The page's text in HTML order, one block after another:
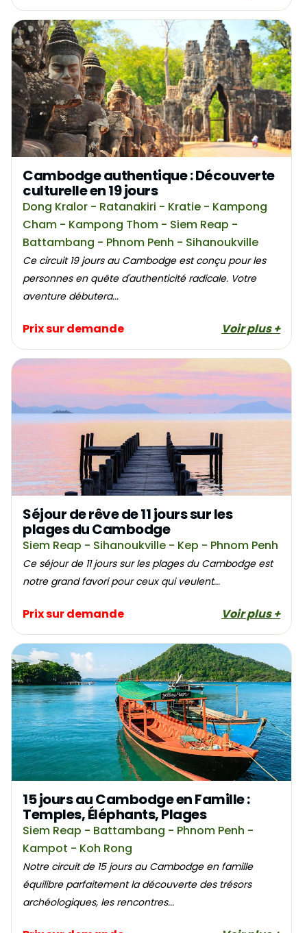
Cambodge authentique : Découverte
culturelle en 19 jours
Dong Kralor - Ratanakiri - Kratie - Kampong
Cham - Kampong Thom - Siem Reap -
Battambang - Phnom Penh - Sihanoukville
Ce circuit 19 jours au Cambodge est conçu pour les
personnes en quête d'authenticité radicale. Votre
aventure débutera...
Prix sur demande Voir plus +
Séjour de rêve de 11 jours sur les
plages du Cambodge
Siem Reap - Sihanoukville - Kep - Phnom Penh
Ce séjour de 11 jours sur les plages du Cambodge est
notre grand favori pour ceux qui veulent...
Prix sur demande Voir plus +
15 jours au Cambodge en Famille :
Temples, Éléphants, Plages
Siem Reap - Battambang - Phnom Penh -
Kampot - Koh Rong
Notre circuit de 15 jours au Cambodge en famille
équilibre parfaitement la découverte des trésors
archéologiques, les rencontres...